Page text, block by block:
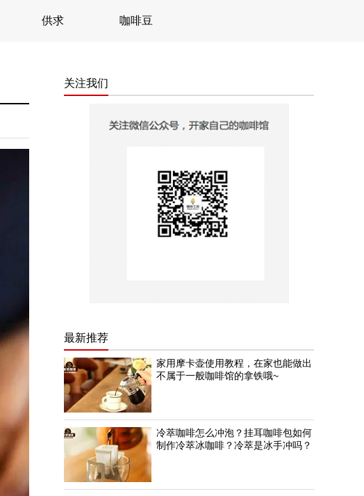
供求 咖啡豆
关注我们
最新推荐
家用摩卡壶使用教程，在家也能做出
不属于一般咖啡馆的拿铁哦~
冷萃咖啡怎么冲泡？挂耳咖啡包如何
制作冷萃冰咖啡？冷萃是冰手冲吗？